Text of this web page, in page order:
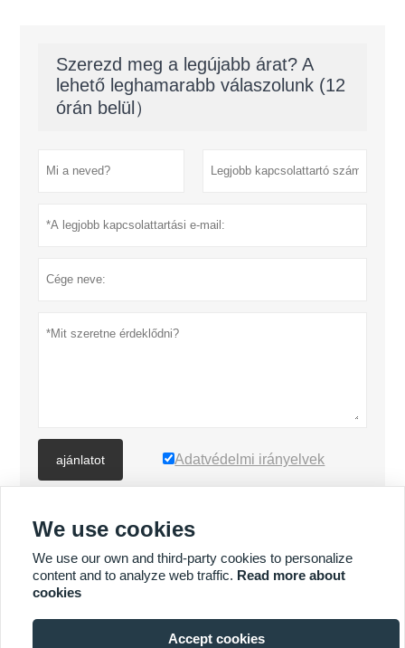
Szerezd meg a legújabb árat? A
lehető leghamarabb válaszolunk (12
órán belül）
ajánlatot Adatvédelmi irányelvek
TÖBB TERMÉK
TÖBB SZOLGÁLTATÁS
We use cookies
We use our own and third-party cookies to personalize
content and to analyze web traffic. Read more about
cookies
Accept cookies